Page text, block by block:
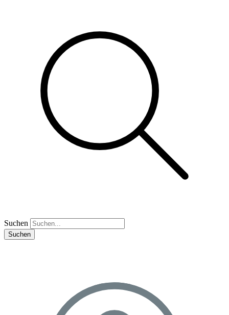
Suchen
Suchen